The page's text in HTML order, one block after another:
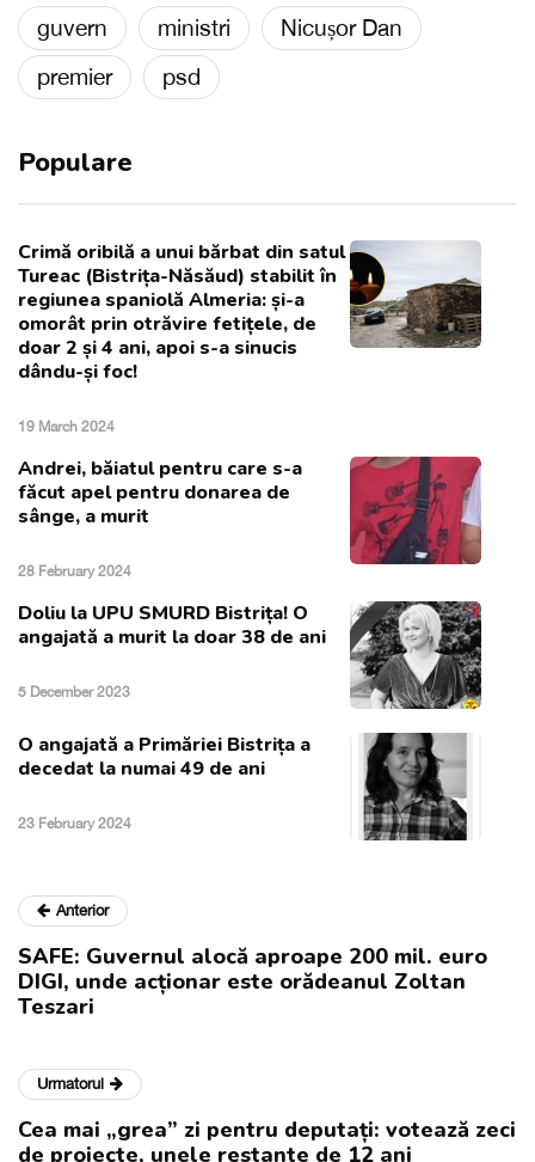
guvern ministri
Nicușor Dan
premier
psd
Populare
Crimă oribilă a unui bărbat din satul
Tureac (Bistrița-Năsăud) stabilit în
regiunea spaniolă Almeria: și-a
omorât prin otrăvire fetițele, de
doar 2 și 4 ani, apoi s-a sinucis
dându-și foc!
19 March 2024
Andrei, băiatul pentru care s-a
făcut apel pentru donarea de
sânge, a murit
28 February 2024
Doliu la UPU SMURD Bistrița! O
angajată a murit la doar 38 de ani
5 December 2023
O angajată a Primăriei Bistrița a
decedat la numai 49 de ani
23 February 2024
Anterior
SAFE: Guvernul alocă aproape 200 mil. euro
DIGI, unde acționar este orădeanul Zoltan
Teszari
Urmatorul
Cea mai „grea” zi pentru deputați: votează zeci
de proiecte, unele restante de 12 ani